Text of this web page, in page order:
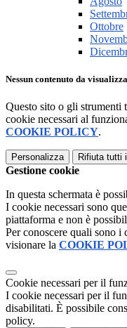
Ottobre
Nessun contenuto da
Questo sito o gli strumenti
cookie necessari al
COOKIE POLICY.
Personalizza Rifiuta tutti
Gestione cookie
In questa schermata è
I cookie necessari sono
piattaforma e non è
Per conoscere quali sono i
visionare la COOKIE
Cookie necessari per il
I cookie necessari per il
disabilitati. È possibile
policy.